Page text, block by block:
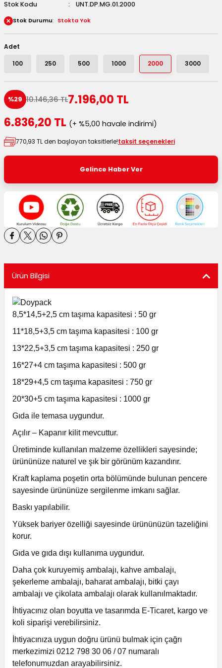
Kutuları
Masura Kapaklı
Kutular
Stok Kodu UNT.DP.MG.01.2000
Stok Durumu Stokta Yok
Adet
100 250 500 1000 2000 3000
%29 10.146,36 TL7.196,00 TL
6.836,20 TL (+ %5,00 havale indirimi)
770,93 TL den başlayan taksitlerle!taksit seçenekleri
Gelince Haber Ver
Ürün Bilgisi
8,5*14,5+2,5 cm taşıma kapasitesi : 50 gr
11*18,5+3,5 cm taşıma kapasitesi : 100 gr
13*22,5+3,5 cm taşıma kapasitesi : 250 gr
16*27+4 cm taşıma kapasitesi : 500 gr
18*29+4,5 cm taşıma kapasitesi : 750 gr
20*30+5 cm taşıma kapasitesi : 1000 gr
Gıda ile temasa uygundur.
Açılır – Kapanır kilit mevcuttur.
Üretiminde kullanılan malzeme özellikleri sayesinde;
ürününüze naturel ve şık bir görünüm kazandırır.
Kraft kaplama poşetin orta bölümünde bulunan pencere
sayesinde ürününüze sergilenme imkanı sağlar.
Baskı yapılabilir.
Yüksek bariyer özelliği sayesinde ürününüzün tazeliğini
korur.
Gıda ve gıda dışı kullanıma uygundur.
Daha çok kuruyemiş ambalajı, kahve ambalajı,
şekerleme ambalajı, baharat ambalajı, bitki çayı
ambalajı ve çikolata ambalajı olarak kullanılmaktadır.
İhtiyacınız olan boyutta ve tasarımda E-Ticaret, kargo ve
koli siparişi verebilirsiniz.
İhtiyacınıza uygun doğru ürünü bulmak için çağrı
merkezimizi 0212 798 30 06 / 07 numaralı
telefonumuzdan arayabilirsiniz.